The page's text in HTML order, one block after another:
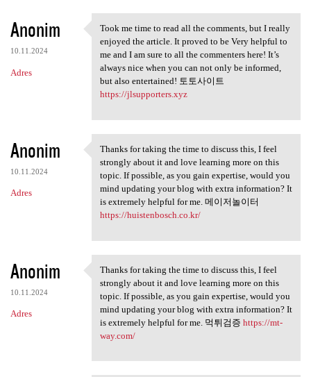
Anonim
10.11.2024
Adres
Took me time to read all the
Took me time to read all the comments, but I really
enjoyed the article. It proved to be Very helpful to
me and I am sure to all the commenters here! It’s
always nice when you can not only be informed,
but also entertained! 토토사이트
https://jlsupporters.xyz
Anonim
10.11.2024
Adres
Thanks for taking the time to
Thanks for taking the time to discuss this, I feel
strongly about it and love learning more on this
topic. If possible, as you gain expertise, would you
mind updating your blog with extra information? It
is extremely helpful for me. 메이저놀이터
https://huistenbosch.co.kr/
Anonim
10.11.2024
Adres
Thanks for taking the time to
Thanks for taking the time to discuss this, I feel
strongly about it and love learning more on this
topic. If possible, as you gain expertise, would you
mind updating your blog with extra information? It
is extremely helpful for me. 먹튀검증 https://mt-
way.com/